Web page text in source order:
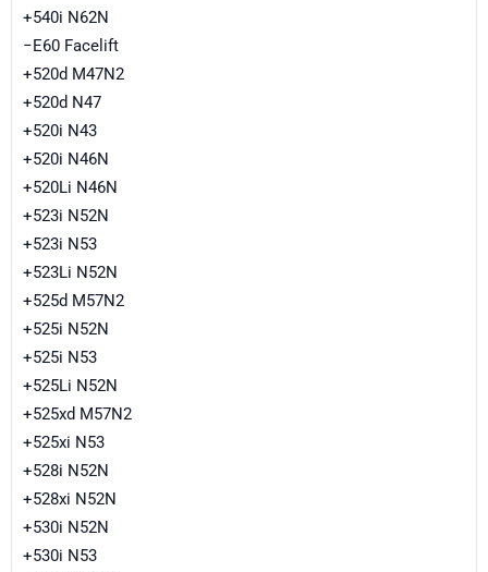
+540i N62N
−E60 Facelift
+520d M47N2
+520d N47
+520i N43
+520i N46N
+520Li N46N
+523i N52N
+523i N53
+523Li N52N
+525d M57N2
+525i N52N
+525i N53
+525Li N52N
+525xd M57N2
+525xi N53
+528i N52N
+528xi N52N
+530i N52N
+530i N53